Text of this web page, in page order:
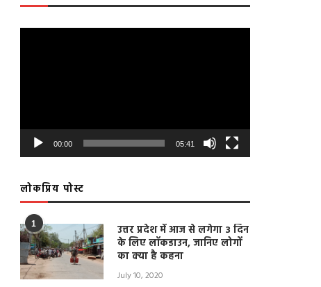
ललितपुर: राशनकार्ड न होने से ग्रामीण हो
रहे परेशान, डीएम को सौंपा ज्ञापन
April 22, 2021
LIVE: जवारा विसर्जन के दौरान
00:00 05:41
लोकप्रिय पोस्ट
1
उत्तर प्रदेश में आज से लगेगा 3 दिन
के लिए लॉकडाउन, जानिए लोगों
का क्या है कहना
July 10, 2020